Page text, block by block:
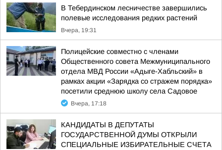
В Тебердинском лесничестве завершились
полевые исследования редких растений
Вчера, 19:31
Полицейские совместно с членами
Общественного совета Межмуниципального
отдела МВД России «Адыге-Хабльский» в
рамках акции «Зарядка со стражем порядка»
посетили среднюю школу села Садовое
Вчера, 17:18
КАНДИДАТЫ В ДЕПУТАТЫ
ГОСУДАРСТВЕННОЙ ДУМЫ ОТКРЫЛИ
СПЕЦИАЛЬНЫЕ ИЗБИРАТЕЛЬНЫЕ СЧЕТА